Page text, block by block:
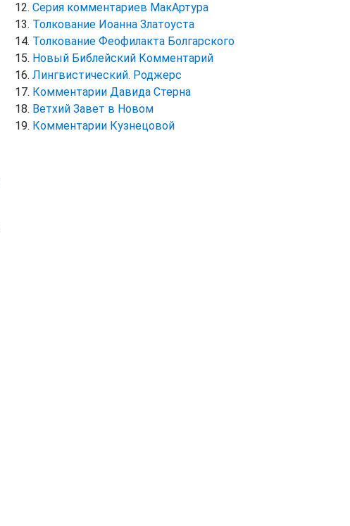
Серия комментариев МакАртура
Толкование Иоанна Златоуста
Толкование Феофилакта Болгарского
Новый Библейский Комментарий
Лингвистический. Роджерс
Комментарии Давида Стерна
Ветхий Завет в Новом
Комментарии Кузнецовой